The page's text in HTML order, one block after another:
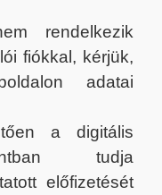
rendelkezik
fiókkal, kérjük,
adatai
a digitális
tudja
előfizetését